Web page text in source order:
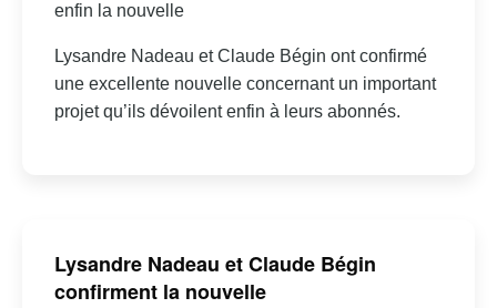
enfin la nouvelle
Lysandre Nadeau et Claude Bégin ont confirmé
une excellente nouvelle concernant un important
projet qu’ils dévoilent enfin à leurs abonnés.
Lysandre Nadeau et Claude Bégin
confirment la nouvelle